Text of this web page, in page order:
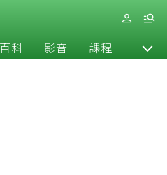
百科 影音 課程 退休